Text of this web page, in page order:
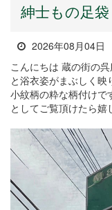
紳士もの足袋
2026年08月04日
こんにちは 蔵の街の
と浴衣姿がまぶしく
小紋柄の粋な柄付けで
としてご覧頂けたら嬉